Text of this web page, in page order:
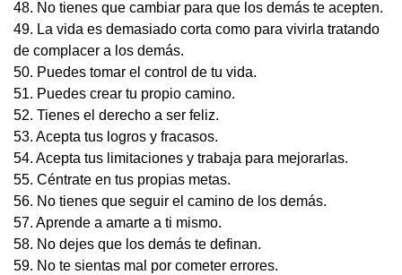
48. No tienes que cambiar para que los demás te acepten.
49. La vida es demasiado corta como para vivirla tratando
de complacer a los demás.
50. Puedes tomar el control de tu vida.
51. Puedes crear tu propio camino.
52. Tienes el derecho a ser feliz.
53. Acepta tus logros y fracasos.
54. Acepta tus limitaciones y trabaja para mejorarlas.
55. Céntrate en tus propias metas.
56. No tienes que seguir el camino de los demás.
57. Aprende a amarte a ti mismo.
58. No dejes que los demás te definan.
59. No te sientas mal por cometer errores.